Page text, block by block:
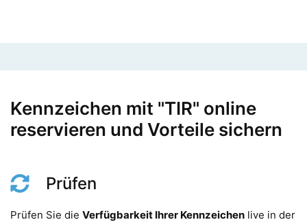
Kennzeichen mit "TIR" online
reservieren und Vorteile sichern
Prüfen
Prüfen Sie die Verfügbarkeit Ihrer Kennzeichen live in der